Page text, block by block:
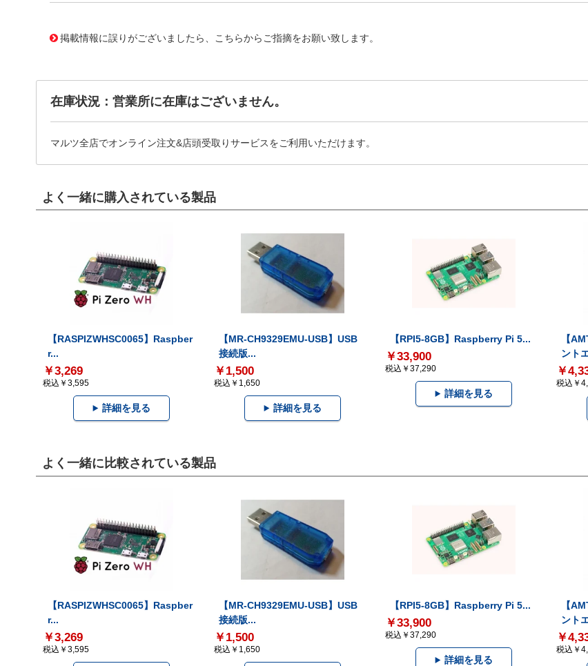
掲載情報に誤りがございましたら、こちらからご指摘をお願い致します。
在庫状況：営業所に在庫はございません。
マルツ全店でオンライン注文&店頭受取りサービスをご利用いただけます。
よく一緒に購入されている製品
【RASPIZWHSC0065】Raspber
r...
￥3,269
税込￥3,595
詳細を見る
【MR-CH9329EMU-USB】USB
接続版...
￥1,500
税込￥1,650
詳細を見る
【RPI5-8GB】Raspberry Pi 5...
￥33,900
税込￥37,290
詳細を見る
【
ント
￥
税込￥
よく一緒に比較されている製品
【RASPIZWHSC0065】Raspber
r...
￥3,269
税込￥3,595
【MR-CH9329EMU-USB】USB
接続版...
￥1,500
税込￥1,650
【RPI5-8GB】Raspberry Pi 5...
￥33,900
税込￥37,290
詳細を見る
【
ント
￥
税込￥